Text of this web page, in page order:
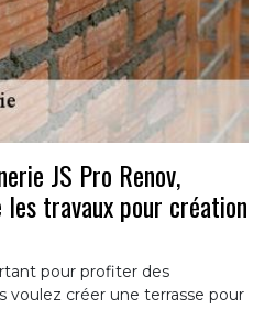
JS Pro Renov,
travaux pour création
pour profiter des
voulez créer une terrasse pour